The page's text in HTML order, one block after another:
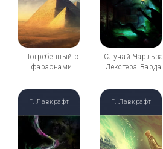
Погребённый с
фараонами
Случай Чарльза
Декстера Варда
Г. Лавкрафт Г. Лавкрафт